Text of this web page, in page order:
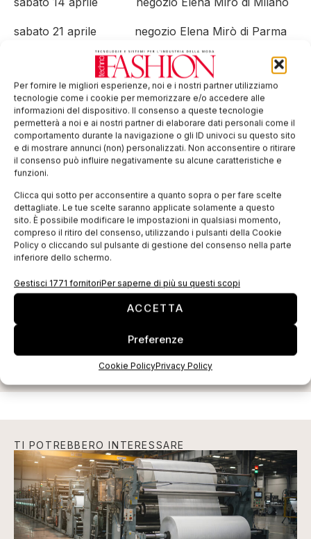
Per fornire le migliori esperienze, noi e i nostri partner utilizziamo
tecnologie come i cookie per memorizzare e/o accedere alle
informazioni del dispositivo. Il consenso a queste tecnologie
permetterà a noi e ai nostri partner di elaborare dati personali come il
comportamento durante la navigazione o gli ID univoci su questo sito
e di mostrare annunci (non) personalizzati. Non acconsentire o ritirare
il consenso può influire negativamente su alcune caratteristiche e
funzioni.
Clicca qui sotto per acconsentire a quanto sopra o per fare scelte
dettagliate. Le tue scelte saranno applicate solamente a questo
sito. È possibile modificare le impostazioni in qualsiasi momento,
compreso il ritiro del consenso, utilizzando i pulsanti della Cookie
Policy o cliccando sul pulsante di gestione del consenso nella parte
inferiore dello schermo.
Gestisci 1771 fornitoriPer saperne di più su questi scopi
ACCETTA
Preferenze
Cookie PolicyPrivacy Policy
sabato 21 aprile negozio Elena Mirò di Parma
sabato 28 aprile negozio Elena Mirò di Vicenza
Tag: Elena Mirò libro
EDICOLA WEB
ISCRIVITI ALLA NEWSLETTER
TI POTREBBERO INTERESSARE